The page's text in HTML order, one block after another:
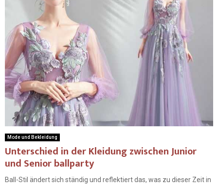
Mode und Bekleidung
Unterschied in der Kleidung zwischen Junior
und Senior ballparty
Ball-Stil ändert sich ständig und reflektiert das, was zu dieser Zeit in